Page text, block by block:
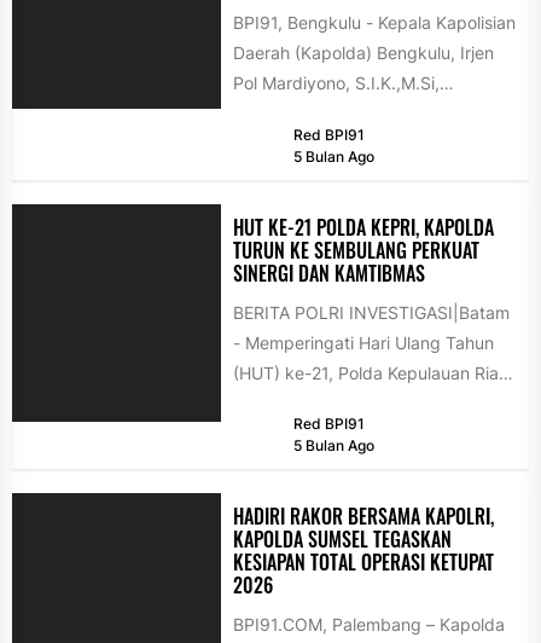
BPI91, Bengkulu - Kepala Kapolisian
Daerah (Kapolda) Bengkulu, Irjen
Pol Mardiyono, S.I.K.,M.Si,
bersama anak yatim dan dhuafa...
Red BPI91
5 Bulan Ago
HUT KE-21 POLDA KEPRI, KAPOLDA
TURUN KE SEMBULANG PERKUAT
SINERGI DAN KAMTIBMAS
BERITA POLRI INVESTIGASI|Batam
- Memperingati Hari Ulang Tahun
(HUT) ke-21, Polda Kepulauan Riau
dan Safari Ramadan...
Red BPI91
5 Bulan Ago
HADIRI RAKOR BERSAMA KAPOLRI,
KAPOLDA SUMSEL TEGASKAN
KESIAPAN TOTAL OPERASI KETUPAT
2026
BPI91.COM, Palembang – Kapolda